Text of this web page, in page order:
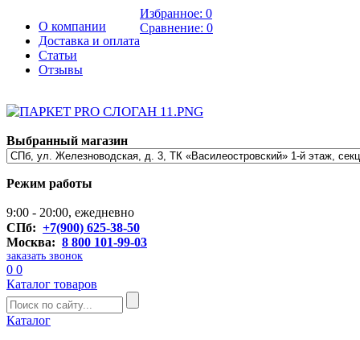
О компании
Доставка и оплата
Статьи
Отзывы
Избранное: 0
Сравнение: 0
Выбранный магазин
Режим работы
9:00 - 20:00, ежедневно
СПб: +7(900) 625-38-50
Москва: 8 800 101-99-03
заказать звонок
0 0
Каталог товаров
Каталог